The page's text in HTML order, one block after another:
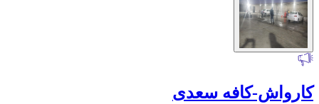
کارواش-کافه سعدی